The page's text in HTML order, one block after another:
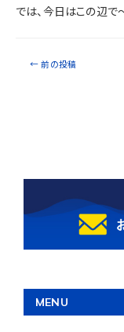
では、今日はこの辺で
← 前の投稿
MENU